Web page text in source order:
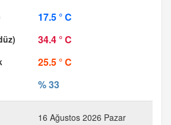
17.5 ° C
34.4 ° C
25.5 ° C
% 33
16 Ağustos 2026 Pazar